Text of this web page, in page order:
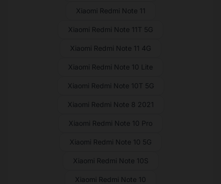
Xiaomi Redmi Note 11
Xiaomi Redmi Note 11T 5G
Xiaomi Redmi Note 11 4G
Xiaomi Redmi Note 10 Lite
Xiaomi Redmi Note 10T 5G
Xiaomi Redmi Note 8 2021
Xiaomi Redmi Note 10 Pro
Xiaomi Redmi Note 10 5G
Xiaomi Redmi Note 10S
Xiaomi Redmi Note 10